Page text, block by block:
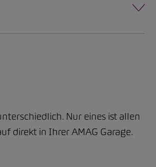
Nur eines ist allen
direkt in Ihrer AMAG Garage.